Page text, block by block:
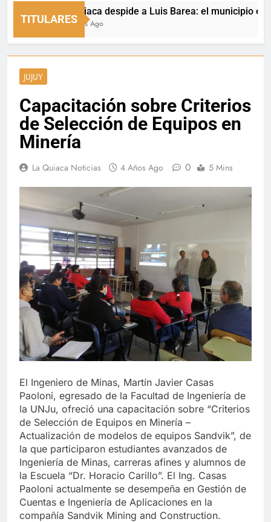
TITULARES
La Quiaca despide a Luis Barea: el municipio
13 Horas Ago
JUJUY
Capacitación sobre Criterios
de Selección de Equipos en
Minería
La Quiaca Noticias 4 Años Ago 0 5 Mins
El Ingeniero de Minas, Martín Javier Casas
Paoloni, egresado de la Facultad de Ingeniería de
la UNJu, ofreció una capacitación sobre “Criterios
de Selección de Equipos en Minería –
Actualización de modelos de equipos Sandvik”, de
la que participaron estudiantes avanzados de
Ingeniería de Minas, carreras afines y alumnos de
la Escuela “Dr. Horacio Carillo”. El Ing. Casas
Paoloni actualmente se desempeña en Gestión de
Cuentas e Ingeniería de Aplicaciones en la
compañía Sandvik Mining and Construction.